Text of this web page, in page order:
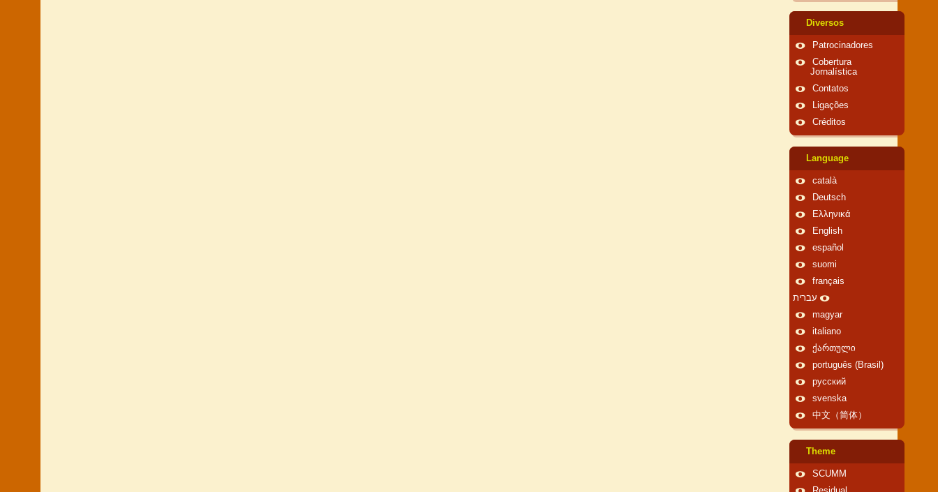
Diversos
Patrocinadores
Cobertura
Jornalística
Contatos
Ligações
Créditos
Language
català
Deutsch
Ελληνικά
English
español
suomi
français
עברית
magyar
italiano
ქართული
português (Brasil)
русский
svenska
中文（简体）
Theme
SCUMM